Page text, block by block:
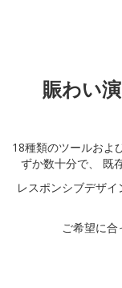
賑わい
18種類のツールおよ
ずか数十分で、 既
レスポンシブデザ
ご希望に合